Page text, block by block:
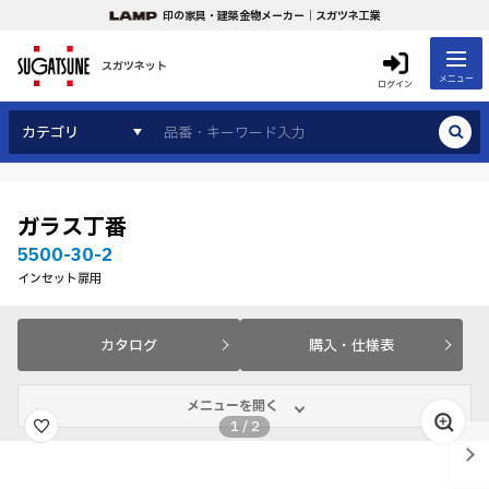
印の家具・建築金物メーカー｜スガツネ工業
スガツネット
ログイン メニュー
カテゴリ
ガラス丁番
5500-30-2
インセット扉用
カタログ 購入・仕様表
メニューを開く
1 / 2